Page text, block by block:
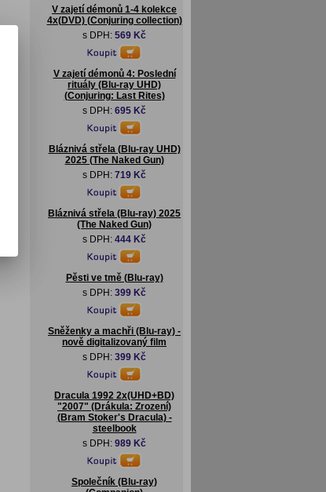
V zajetí démonů 1-4 kolekce
4x(DVD) (Conjuring collection)
s DPH: 569 Kč
V zajetí démonů 4: Poslední
rituály (Blu-ray UHD)
(Conjuring: Last Rites)
s DPH: 695 Kč
Bláznivá střela (Blu-ray UHD)
2025 (The Naked Gun)
s DPH: 719 Kč
Bláznivá střela (Blu-ray) 2025
(The Naked Gun)
s DPH: 444 Kč
Pěsti ve tmě (Blu-ray)
s DPH: 399 Kč
Sněženky a machři (Blu-ray) -
nově digitalizovaný film
s DPH: 399 Kč
Dracula 1992 2x(UHD+BD)
"2007" (Drákula: Zrození)
(Bram Stoker's Dracula) -
steelbook
s DPH: 989 Kč
Společník (Blu-ray)